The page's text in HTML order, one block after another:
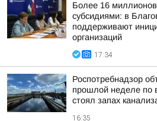
Более 16
субсидиями: в
поддерживают
организаций
17:34
Роспотребнадзор
прошлой неделе по
стоял запах
16:35